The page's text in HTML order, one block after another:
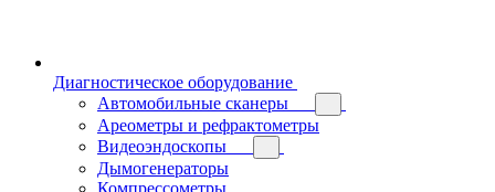
Диагностическое оборудование
Автомобильные сканеры
Ареометры и рефрактометры
Видеоэндоскопы
Дымогенераторы
Компрессометры